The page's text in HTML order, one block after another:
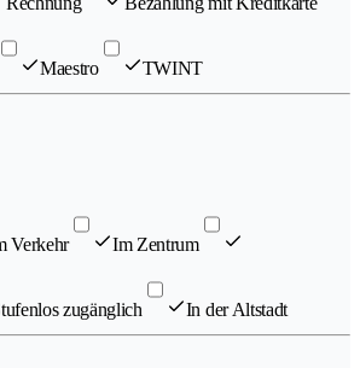
Maestro TWINT
Verkehr Im Zentrum
zugänglich In der Altstadt